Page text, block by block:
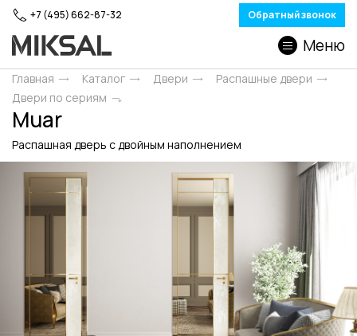
+7 (495) 662-87-32 Обратный звонок
Меню
Главная Каталог Двери
Распашные двери
Двери по сериям
Muar
Распашная дверь с двойным наполнением